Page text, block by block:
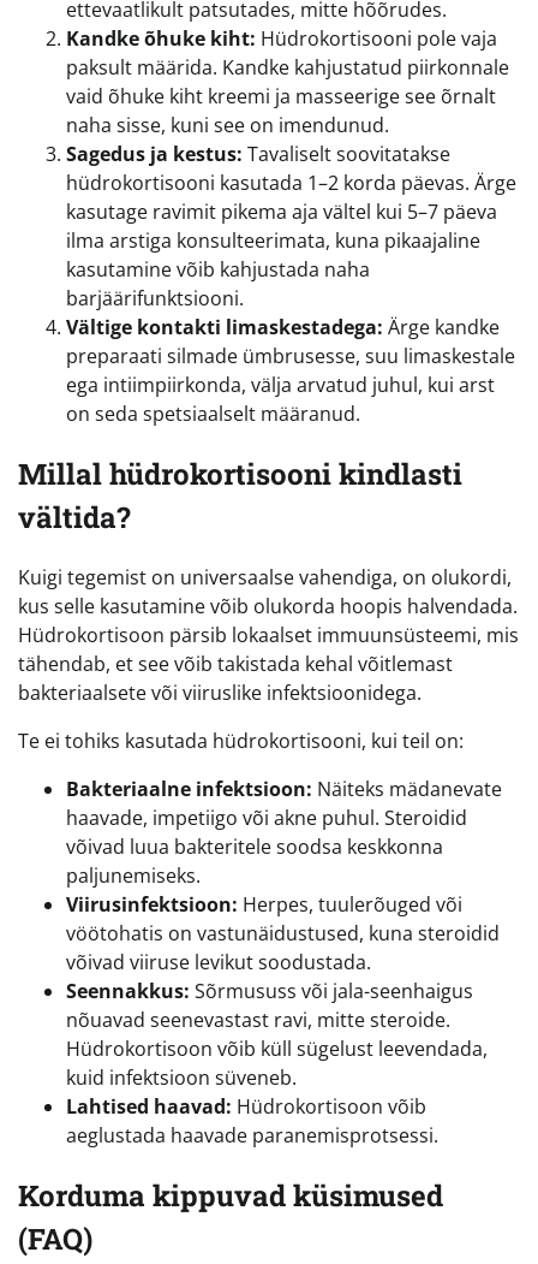
ettevaatlikult patsutades, mitte hõõrudes.
Kandke õhuke kiht: Hüdrokortisooni pole vaja
paksult määrida. Kandke kahjustatud piirkonnale
vaid õhuke kiht kreemi ja masseerige see õrnalt
naha sisse, kuni see on imendunud.
Sagedus ja kestus: Tavaliselt soovitatakse
hüdrokortisooni kasutada 1–2 korda päevas. Ärge
kasutage ravimit pikema aja vältel kui 5–7 päeva
ilma arstiga konsulteerimata, kuna pikaajaline
kasutamine võib kahjustada naha
barjäärifunktsiooni.
Vältige kontakti limaskestadega: Ärge kandke
preparaati silmade ümbrusesse, suu limaskestale
ega intiimpiirkonda, välja arvatud juhul, kui arst
on seda spetsiaalselt määranud.
Millal hüdrokortisooni kindlasti
vältida?
Kuigi tegemist on universaalse vahendiga, on olukordi,
kus selle kasutamine võib olukorda hoopis halvendada.
Hüdrokortisoon pärsib lokaalset immuunsüsteemi, mis
tähendab, et see võib takistada kehal võitlemast
bakteriaalsete või viiruslike infektsioonidega.
Te ei tohiks kasutada hüdrokortisooni, kui teil on:
Bakteriaalne infektsioon: Näiteks mädanevate
haavade, impetiigo või akne puhul. Steroidid
võivad luua bakteritele soodsa keskkonna
paljunemiseks.
Viirusinfektsioon: Herpes, tuulerõuged või
vöötohatis on vastunäidustused, kuna steroidid
võivad viiruse levikut soodustada.
Seennakkus: Sõrmususs või jala-seenhaigus
nõuavad seenevastast ravi, mitte steroide.
Hüdrokortisoon võib küll sügelust leevendada,
kuid infektsioon süveneb.
Lahtised haavad: Hüdrokortisoon võib
aeglustada haavade paranemisprotsessi.
Korduma kippuvad küsimused
(FAQ)